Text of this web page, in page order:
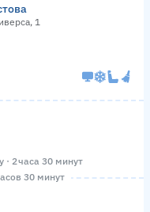
1
2 часа 30 минут
30 минут